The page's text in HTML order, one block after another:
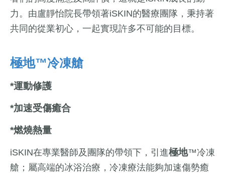
力。由盧靜怡院長帶領著iSKIN的醫療團隊，秉持著
共同的從業初心，一起實現許多不可能的目標。
極地™冷凍艙
*運動修護
*加速受傷癒合
*燃燒熱量
iSKIN在專業醫師及團隊的帶領下，引進極地™冷凍
艙；屬高端的冰浴治療，冷凍療法能夠加速傷勢癒